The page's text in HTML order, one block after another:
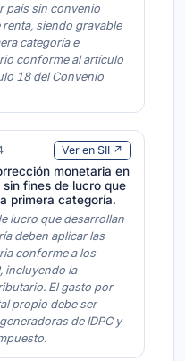
país sin convenio
siendo gravable
categoría e
conforme al artículo
18 del Convenio
Ver en SII ↗
monetaria en
fines de lucro que
primera categoría.
lucro que desarrollan
deben aplicar las
conforme a los
incluyendo la
El gasto por
propio debe ser
de IDPC y